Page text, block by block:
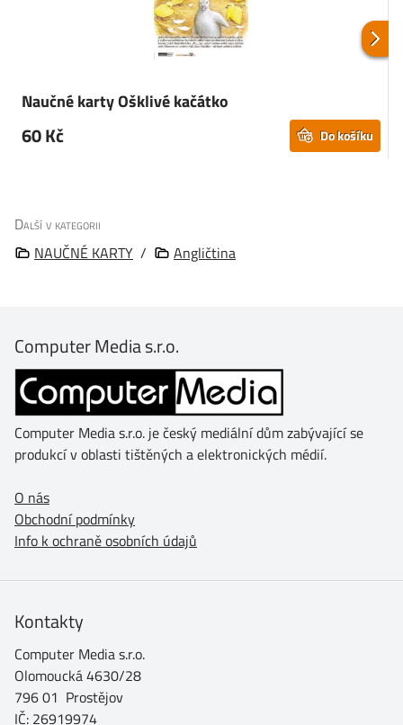
Naučné karty Ošklivé kačátko
60 Kč Do košíku
Další v kategorii
NAUČNÉ KARTY / Angličtina
Computer Media s.r.o.
Computer Media s.r.o. je český mediální dům zabývající se
produkcí v oblasti tištěných a elektronických médií.
O nás
Obchodní podmínky
Info k ochraně osobních údajů
Kontakty
Computer Media s.r.o.
Olomoucká 4630/28
796 01 Prostějov
IČ: 26919974